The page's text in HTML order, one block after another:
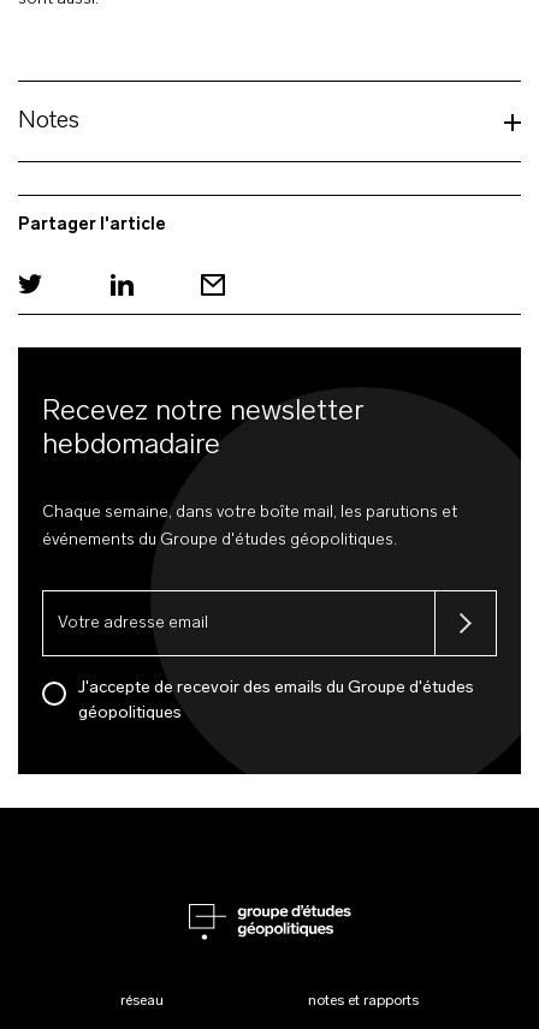
Notes
Partager l'article
Recevez notre newsletter
hebdomadaire
Chaque semaine, dans votre boîte mail, les parutions et
événements du Groupe d'études géopolitiques.
J'accepte de recevoir des emails du Groupe d'études
géopolitiques
réseau notes et rapports